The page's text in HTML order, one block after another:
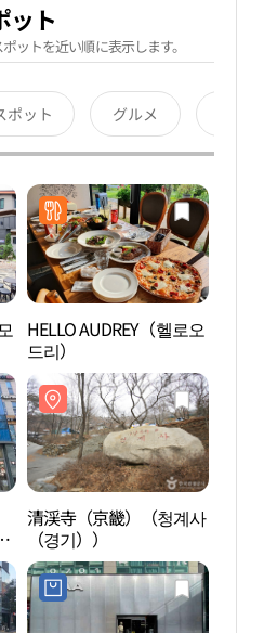
ット
ットを近い順に表示します。
ポット グルメ
HELLO AUDREY（헬로오
드리）
清渓寺（京畿）（청계사
（경기））